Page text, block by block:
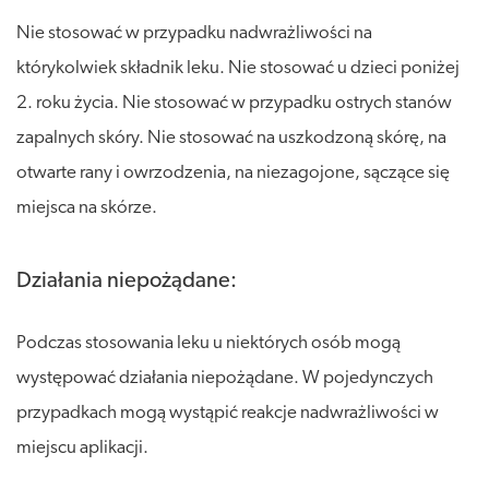
Nie stosować w przypadku nadwrażliwości na
którykolwiek składnik leku. Nie stosować u dzieci poniżej
2. roku życia. Nie stosować w przypadku ostrych stanów
zapalnych skóry. Nie stosować na uszkodzoną skórę, na
otwarte rany i owrzodzenia, na niezagojone, sączące się
miejsca na skórze.
Działania niepożądane:
Podczas stosowania leku u niektórych osób mogą
występować działania niepożądane. W pojedynczych
przypadkach mogą wystąpić reakcje nadwrażliwości w
miejscu aplikacji.